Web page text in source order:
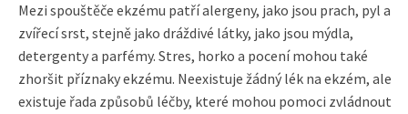
Mezi spouštěče ekzému patří alergeny, jako jsou prach, pyl a
zvířecí srst, stejně jako dráždivé látky, jako jsou mýdla,
detergenty a parfémy. Stres, horko a pocení mohou také
zhoršit příznaky ekzému. Neexistuje žádný lék na ekzém, ale
existuje řada způsobů léčby, které mohou pomoci zvládnout